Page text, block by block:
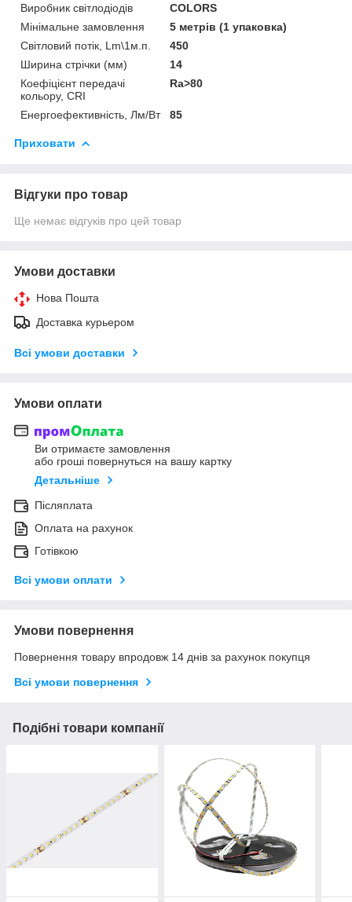
Виробник світлодіодів
COLORS
Мінімальне замовлення
5 метрів (1 упаковка)
Світловий потік, Lm\1м.п.
450
Ширина стрічки (мм)
14
Коефіцієнт передачі
кольору, CRI
Ra>80
Енергоефективність, Лм/Вт 85
Приховати
Відгуки про товар
Ще немає відгуків про цей товар
Умови доставки
Нова Пошта
Доставка курьером
Всі умови доставки
Умови оплати
Ви отримаєте замовлення
або гроші повернуться на вашу картку
Детальніше
Післяплата
Оплата на рахунок
Готівкою
Всі умови оплати
Умови повернення
Повернення товару впродовж 14 днів за рахунок покупця
Всі умови повернення
Подібні товари компанії